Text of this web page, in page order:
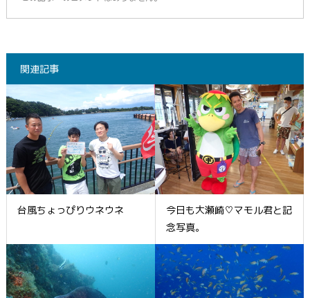
関連記事
台風ちょっぴりウネウネ
今日も大瀬崎♡マモル君と記
念写真。